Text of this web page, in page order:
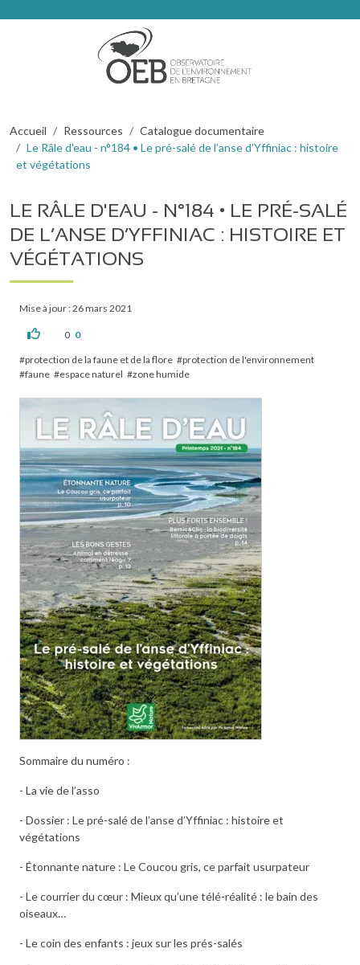
Fil d'Ariane
Accueil Ressources
Catalogue documentaire
Le Râle d'eau - n°184 • Le pré-salé de l’anse d’Yffiniac : histoire
et végétations
LE RÂLE D'EAU - N°184 • LE PRÉ-SALÉ
DE L’ANSE D’YFFINIAC : HISTOIRE ET
VÉGÉTATIONS
Mise à jour : 26 mars 2021
0 0
protection de la faune et de la flore
protection de l'environnement
faune
espace naturel zone humide
Sommaire du numéro :
- La vie de l’asso
- Dossier : Le pré-salé de l’anse d’Yffiniac : histoire et
végétations
- Étonnante nature : Le Coucou gris, ce parfait usurpateur
- Le courrier du cœur : Mieux qu’une télé-réalité : le bain des
oiseaux…
- Le coin des enfants : jeux sur les prés-salés